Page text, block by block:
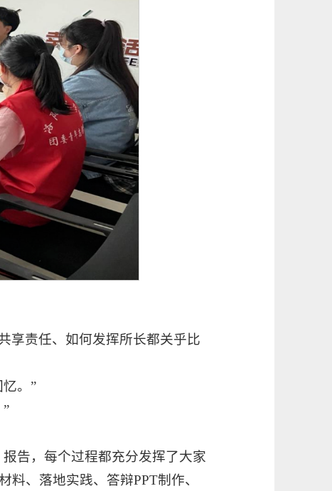
享责任、如何发挥所长都关乎比
。”
告，每个过程都充分发挥了大家
、落地实践、答辩PPT制作、